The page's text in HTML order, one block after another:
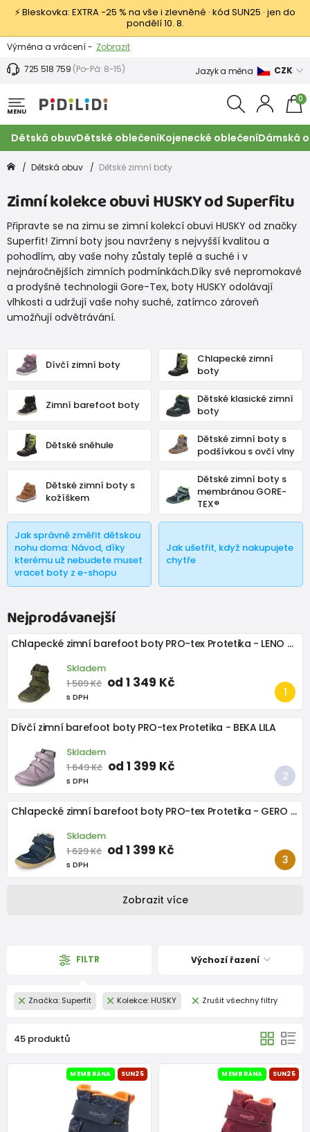
⚡ Bleskovka: EXTRA −25 % na vše i zlevněné · kód SUN25 · jen do
pondělí 10. 8.
Výměna a vrácení - Zobrazit
Sleva 100 Kč na první nákup -
725 518 759 (Po-Pá: 8-15) Jazyk a měna CZK
MENU
0
Dětská obuvDětské oblečeníKojenecké oblečeníDámská
Dětská obuv Dětské zimní boty
Zimní kolekce obuvi HUSKY od Superfitu
Připravte se na zimu se zimní kolekcí obuvi HUSKY od značky
Superfit! Zimní boty jsou navrženy s nejvyšší kvalitou a
pohodlím, aby vaše nohy zůstaly teplé a suché i v
nejnáročnějších zimních podmínkách.Díky své nepromokavé
a prodyšné technologii Gore-Tex, boty HUSKY odolávají
vlhkosti a udržují vaše nohy suché, zatímco zároveň
umožňují odvětrávání.
Dívčí zimní boty
Chlapecké zimní
boty
Zimní barefoot boty
Dětské klasické zimní
boty
Dětské sněhule
Dětské zimní boty s
podšívkou s ovčí vlny
Dětské zimní boty s
kožíškem
Dětské zimní boty s
membránou GORE-
TEX®
Jak správně změřit dětskou
nohu doma: Návod, díky
kterému už nebudete muset
vracet boty z e-shopu
Jak ušetřit, když nakupujete
chytře
Nejprodávanejší
Chlapecké zimní barefoot boty PRO-tex Protetika - LENO KHAKI
Skladem
1 589 Kč od 1 349 Kč
s DPH
Dívčí zimní barefoot boty PRO-tex Protetika - BEKA LILA
Skladem
1 649 Kč od 1 399 Kč
s DPH
Chlapecké zimní barefoot boty PRO-tex Protetika - GERO DENIM
Skladem
1 629 Kč od 1 399 Kč
s DPH
Zobrazit více
FILTR Výchozí řazení
Značka: Superfit Kolekce: HUSKY Zrušit všechny filtry
45 produktů
MEMBRÁNA SUN25 MEMBRÁNA SUN25